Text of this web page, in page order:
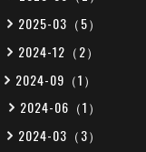
2025-03（5）
2024-12（2）
2024-09（1）
2024-06（1）
2024-03（3）